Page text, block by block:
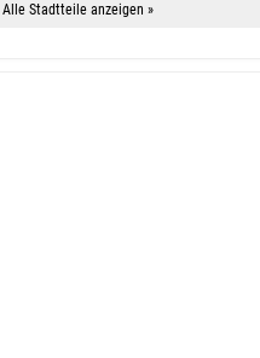
Alle Stadtteile anzeigen »